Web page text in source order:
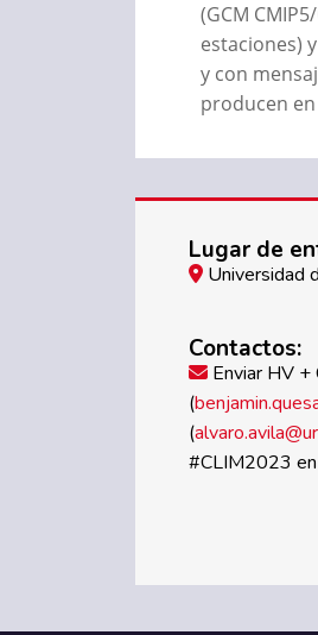
(GCM
estaciones)
y con
producen
Lugar de
Universidad
Contactos:
Enviar HV +
(
(
#CLIM2023